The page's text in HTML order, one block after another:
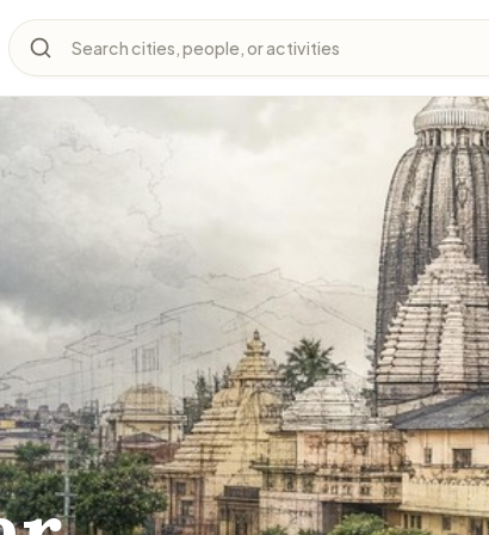
Search cities, people, or activities